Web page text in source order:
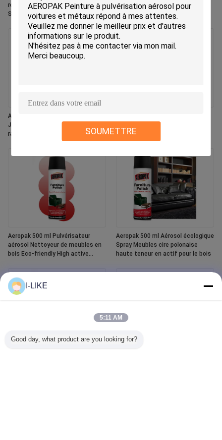
SOUMETTRE
rose parfumé rafraîchisseur d'air
Spray pour la maison et la voiture
à l'intérieur de l'utilisation durable
parfum de jasmin, éliminateur
d'odeurs efficace, désodorisant
durable, écologique, sans danger
pour les animaux et les enfants
Aeropak 330 ml Aérosol frais
Jasmin Parfum Spray
rafraîchissant l' air
cuisine multi-surfaces sans
résidus spray de nettoyage à
Aeropak 500 ml Pulvérisateur
aérosol Nettoyeur de meubles en
bois Eco-friendly High active
pour le bois
Aeropak 500 ml Aérosol écologique
Spray Meubles cire polonaise
haute teneur en actif pour le bois
I-LIKE
5:11 AM
Good day, what product are you looking for?